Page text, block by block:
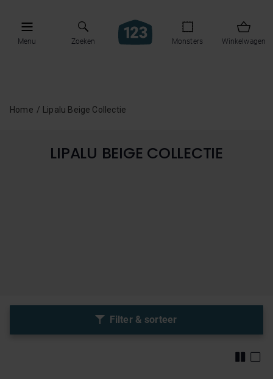
Menu Zoeken Monsters Winkelwagen
Home Lipalu Beige Collectie
LIPALU BEIGE COLLECTIE
Filter & sorteer